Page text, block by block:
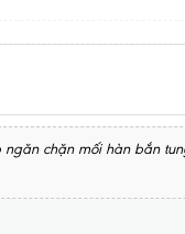
ngăn chặn mối hàn bắn